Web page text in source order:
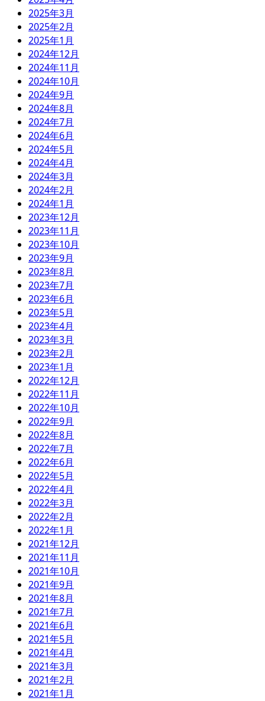
2025年3月
2025年2月
2025年1月
2024年12月
2024年11月
2024年10月
2024年9月
2024年8月
2024年7月
2024年6月
2024年5月
2024年4月
2024年3月
2024年2月
2024年1月
2023年12月
2023年11月
2023年10月
2023年9月
2023年8月
2023年7月
2023年6月
2023年5月
2023年4月
2023年3月
2023年2月
2023年1月
2022年12月
2022年11月
2022年10月
2022年9月
2022年8月
2022年7月
2022年6月
2022年5月
2022年4月
2022年3月
2022年2月
2022年1月
2021年12月
2021年11月
2021年10月
2021年9月
2021年8月
2021年7月
2021年6月
2021年5月
2021年4月
2021年3月
2021年2月
2021年1月